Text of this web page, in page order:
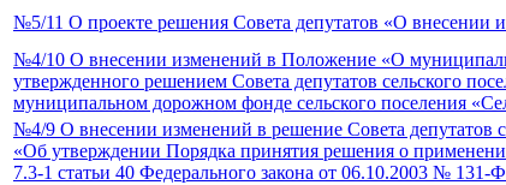
№5/11 О проекте решения Совета депутатов «О внесении
№4/10 О внесении изменений в Положение «О
утвержденного решением Совета депутатов сельского
муниципальном дорожном фонде сельского поселения
№4/9 О внесении изменений в решение Совета депутатов
«Об утверждении Порядка принятия решения о
7.3-1 статьи 40 Федерального закона от 06.10.2003 №